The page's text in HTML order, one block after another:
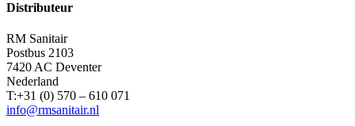
Distributeur
RM Sanitair
Postbus 2103
7420 AC Deventer
Nederland
T:+31 (0) 570 – 610 071
info@rmsanitair.nl